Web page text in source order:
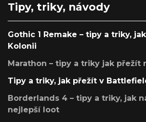
Tipy, triky, návody
Gothic 1 Remake – tipy a triky,
Kolonii
Marathon – tipy a triky jak přežít
Tipy a triky, jak přežít v
Borderlands 4 – tipy a triky, jak
nejlepší loot